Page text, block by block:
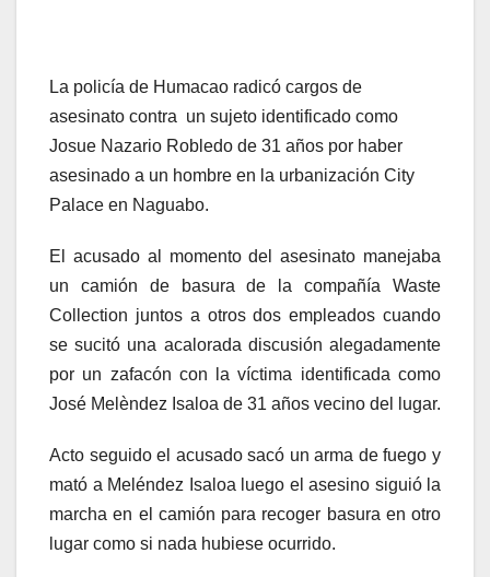
La policía de Humacao radicó cargos de
asesinato contra un sujeto identificado como
Josue Nazario Robledo de 31 años por haber
asesinado a un hombre en la urbanización City
Palace en Naguabo.
El acusado al momento del asesinato manejaba
un camión de basura de la compañía Waste
Collection juntos a otros dos empleados cuando
se sucitó una acalorada discusión alegadamente
por un zafacón con la víctima identificada como
José Melèndez Isaloa de 31 años vecino del lugar.
Acto seguido el acusado sacó un arma de fuego y
mató a Meléndez Isaloa luego el asesino siguió la
marcha en el camión para recoger basura en otro
lugar como si nada hubiese ocurrido.